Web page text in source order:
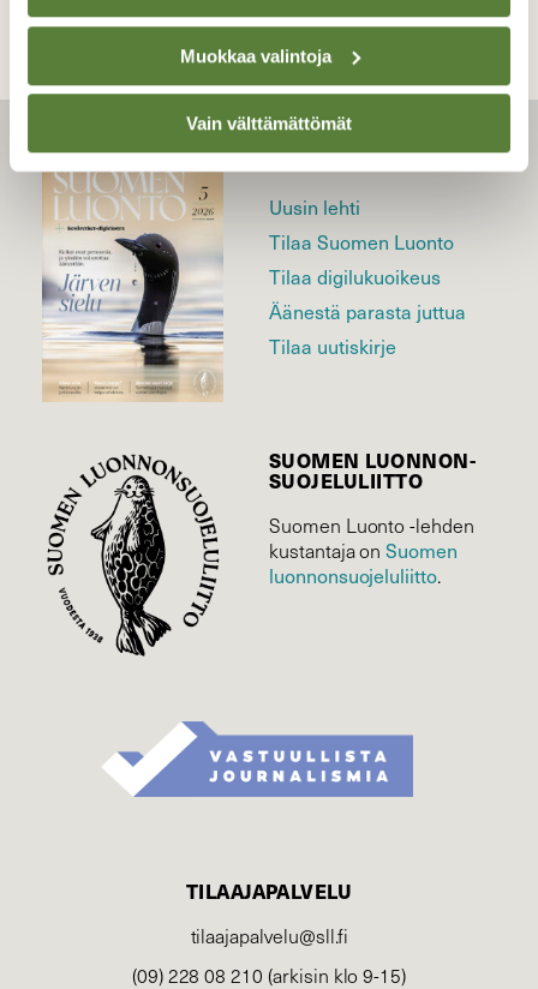
Muokkaa valintoja
Vain välttämättömät
Uusin lehti
Tilaa Suomen Luonto
Tilaa digilukuoikeus
Äänestä parasta juttua
Tilaa uutiskirje
SUOMEN LUONNON­
SUOJELU­LIITTO
Suomen Luonto -lehden
kustantaja onSuomen
luonnonsuojelu­liitto.
TILAAJAPALVELU
tilaajapalvelu@sll.fi
(09) 228 08 210 (arkisin klo 9-15)